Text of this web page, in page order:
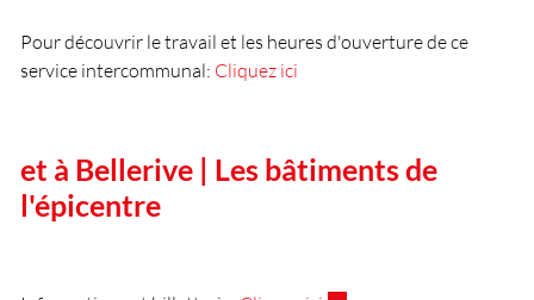
Pour découvrir le travail et les heures d'ouverture de ce
service intercommunal: Cliquez ici
et à Bellerive | Les bâtiments de
l'épicentre